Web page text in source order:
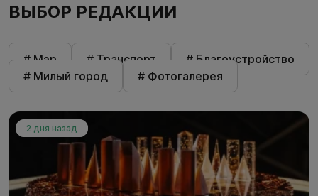
ВЫБОР РЕДАКЦИИ
# Мэр # Транспорт
# Благоустройство
# Милый город
# Фотогалерея
2 дня назад